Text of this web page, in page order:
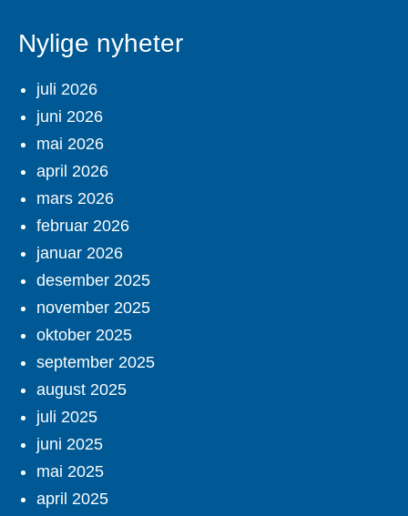
Nylige nyheter
juli 2026
juni 2026
mai 2026
april 2026
mars 2026
februar 2026
januar 2026
desember 2025
november 2025
oktober 2025
september 2025
august 2025
juli 2025
juni 2025
mai 2025
april 2025